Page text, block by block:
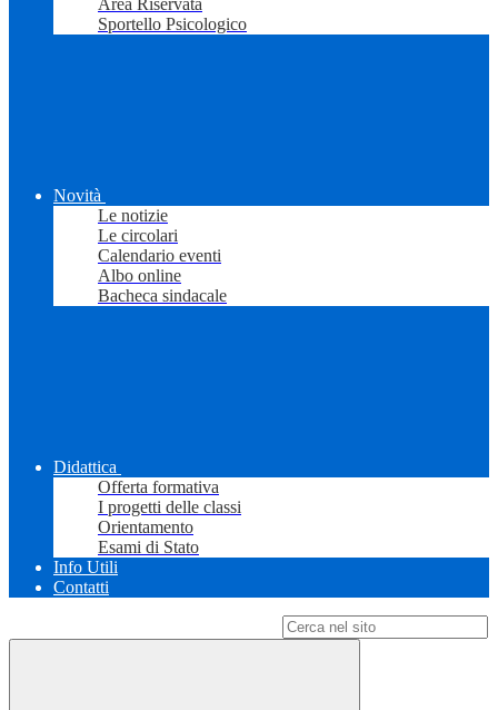
Area Riservata
Sportello Psicologico
Novità
Le notizie
Le circolari
Calendario eventi
Albo online
Bacheca sindacale
Didattica
Offerta formativa
I progetti delle classi
Orientamento
Esami di Stato
Info Utili
Contatti